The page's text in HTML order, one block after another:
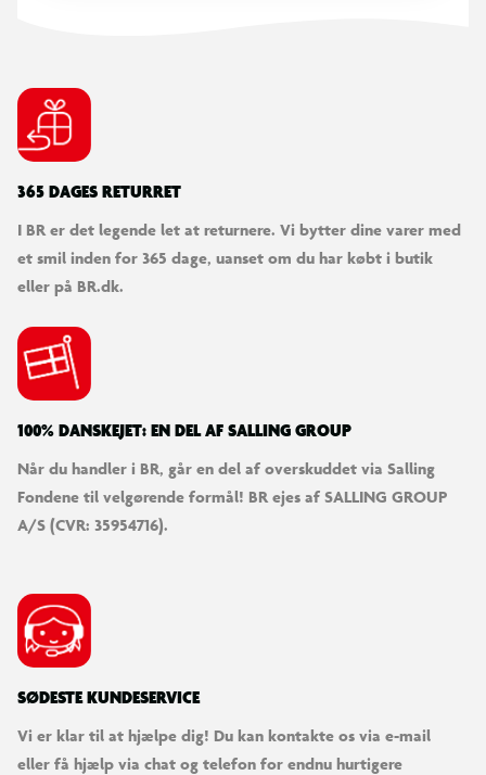
365 DAGES RETURRET
I BR er det legende let at returnere. Vi bytter dine varer med
et smil inden for 365 dage, uanset om du har købt i butik
eller på BR.dk.
100% DANSKEJET: EN DEL AF SALLING GROUP
Når du handler i BR, går en del af overskuddet via Salling
Fondene til velgørende formål! BR ejes af SALLING GROUP
A/S (CVR: 35954716).
SØDESTE KUNDESERVICE
Vi er klar til at hjælpe dig! Du kan kontakte os via e-mail
eller få hjælp via chat og telefon for endnu hurtigere